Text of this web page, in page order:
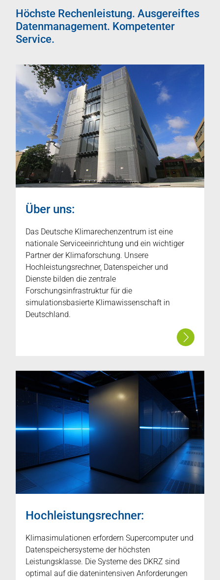
Höchste Rechenleistung. Ausgereiftes
Datenmanagement. Kompetenter
Service.
Über uns:
Das Deutsche Klimarechenzentrum ist eine
nationale Serviceeinrichtung und ein wichtiger
Partner der Klimaforschung. Unsere
Hochleistungsrechner, Datenspeicher und
Dienste bilden die zentrale
Forschungsinfrastruktur für die
simulationsbasierte Klimawissenschaft in
Deutschland.
Hochleistungsrechner:
Klimasimulationen erfordern Supercomputer und
Datenspeichersysteme der höchsten
Leistungsklasse. Die Systeme des DKRZ sind
optimal auf die datenintensiven Anforderungen